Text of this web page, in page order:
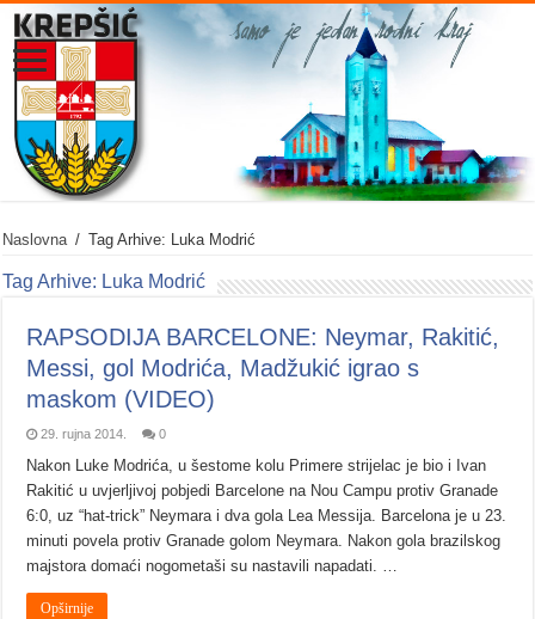
Naslovna / Tag Arhive: Luka Modrić
Tag Arhive: Luka Modrić
RAPSODIJA BARCELONE: Neymar, Rakitić,
Messi, gol Modrića, Madžukić igrao s
maskom (VIDEO)
29. rujna 2014. 0
Nakon Luke Modrića, u šestome kolu Primere strijelac je bio i Ivan
Rakitić u uvjerljivoj pobjedi Barcelone na Nou Campu protiv Granade
6:0, uz “hat-trick” Neymara i dva gola Lea Messija. Barcelona je u 23.
minuti povela protiv Granade golom Neymara. Nakon gola brazilskog
majstora domaći nogometaši su nastavili napadati. …
Opširnije